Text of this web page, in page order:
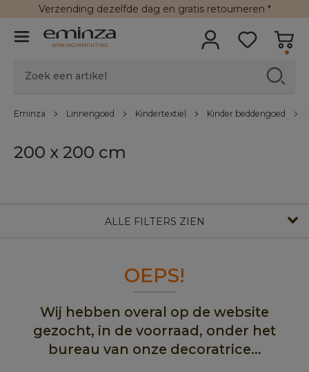
Verzending dezelfde dag en gratis retourneren *
WONINGINRICHTING
Eminza Linnengoed Kindertextiel Kinder beddengoed
200 x 200 cm
ALLE FILTERS ZIEN
OEPS!
Wij hebben overal op de website
gezocht, in de voorraad, onder het
bureau van onze decoratrice...